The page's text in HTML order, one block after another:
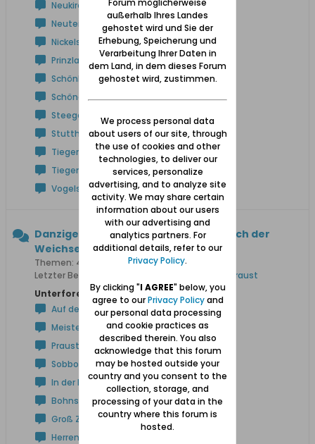
Neukirch
Neuteich
Nickelswalde
Prinzlaff
Schönbaum
Schöneberg
Steegen
Stutthof
Tiegenhof
Tiegenort
Vogelsang
Danziger Höhe und Niederung (westlich der
Weichsel)
Themen: 425 Beiträge: 3.577
Letzter Beitrag:
Anton Rathkes Lebenswerk in Praust
Unterforen:
Auf der Höhe
Meisterswalde
Praust
Sobbowitz
In der Niederung
Bohnsack
Groß Zünder
Herrengrebin
außerhalb Ihres Landes
gehostet wird und Sie der
Erhebung, Speicherung und
Verarbeitung Ihrer Daten in
dem Land, in dem dieses Forum
gehostet wird, zustimmen.
We process personal data
about users of our site, through
the use of cookies and other
technologies, to deliver our
services, personalize
advertising, and to analyze site
activity. We may share certain
information about our users
with our advertising and
analytics partners. For
additional details, refer to our
Privacy Policy.
By clicking "I AGREE" below, you
agree to ourPrivacy Policyand
our personal data processing
and cookie practices as
described therein. You also
acknowledge that this forum
may be hosted outside your
country and you consent to the
collection, storage, and
processing of your data in the
country where this forum is
hosted.